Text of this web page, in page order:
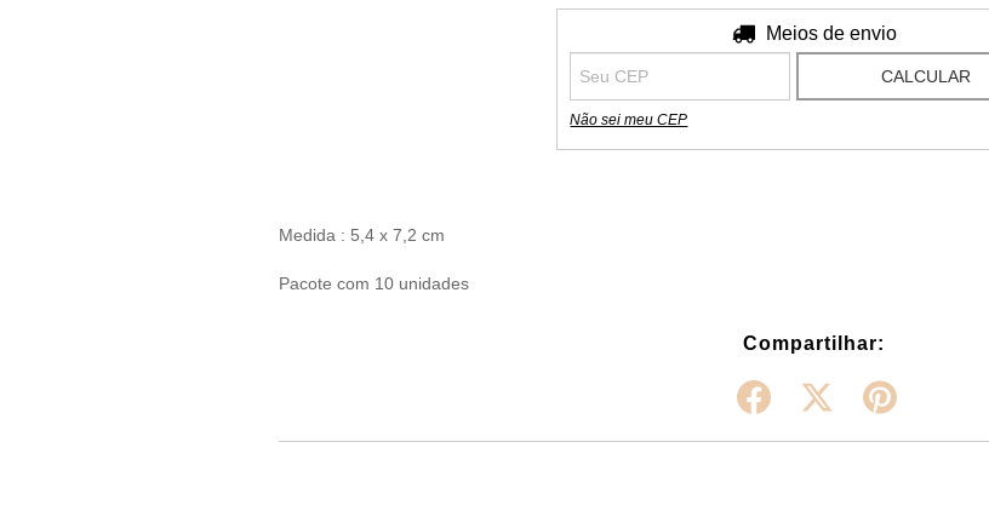
Entregas para o CEP: Meios de envio
CALCULAR
Não sei meu CEP
Medida : 5,4 x 7,2 cm
Pacote com 10 unidades
Compartilhar: